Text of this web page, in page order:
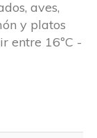
aves,
y platos
entre 16ºC -